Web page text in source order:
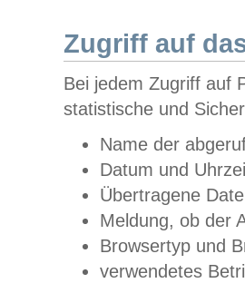
Zugriff auf
Bei jedem Zugriff auf
statistische und
Name der
Datum und
Übertragene
Meldung, ob der
Browsertyp und
verwendetes